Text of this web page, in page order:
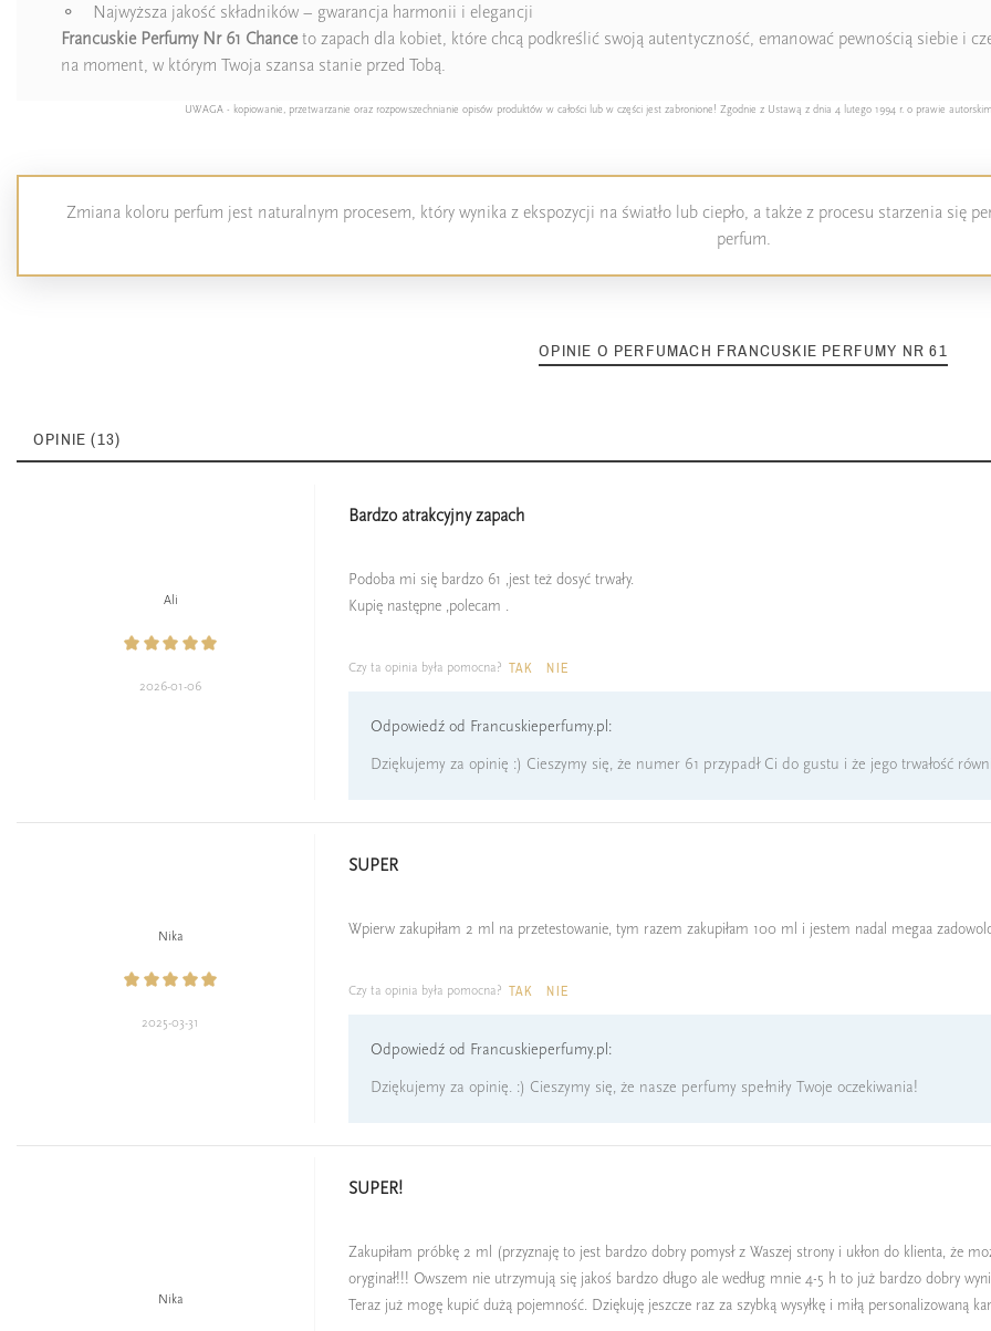
⚬ Najwyższa jakość składników – gwarancja harmonii i elegancji
Francuskie Perfumy Nr 61 Chanceto zapach dla kobiet, które chcą podkreślić swoją autentyczność, emanować pewnością siebie i
na moment, w którym Twoja szansa stanie przed Tobą.
UWAGA - kopiowanie, przetwarzanie oraz rozpowszechnianie opisów produktów w całości lub w części jest zabronione! Zgodnie z Ustawą z dnia 4 lutego 1994 r. o prawie
Zmiana koloru perfum jest naturalnym procesem, który wynika z ekspozycji na światło lub ciepło, a także z procesu starzenia się
perfum.
OPINIE O PERFUMACH FRANCUSKIE PERFUMY NR 61
OPINIE (13)
Ali
2026-01-06
Bardzo atrakcyjny zapach
Podoba mi się bardzo 61 ,jest też dosyć trwały.
Kupię następne ,polecam .
Czy ta opinia była pomocna? TAK NIE
Odpowiedź od Francuskieperfumy.pl:
Dziękujemy za opinię :) Cieszymy się, że numer 61 przypadł Ci do gustu i że jego trwałość
Nika
2025-03-31
SUPER
Wpierw zakupiłam 2 ml na przetestowanie, tym razem zakupiłam 100 ml i jestem nadal megaa
Czy ta opinia była pomocna? TAK NIE
Odpowiedź od Francuskieperfumy.pl:
Dziękujemy za opinię. :) Cieszymy się, że nasze perfumy spełniły Twoje oczekiwania!
Nika
SUPER!
Zakupiłam próbkę 2 ml (przyznaję to jest bardzo dobry pomysł z Waszej strony i ukłon do klienta, że
oryginał!!! Owszem nie utrzymują się jakoś bardzo długo ale według mnie 4-5 h to już bardzo dobry
Teraz już mogę kupić dużą pojemność. Dziękuję jeszcze raz za szybką wysyłkę i miłą personalizowaną